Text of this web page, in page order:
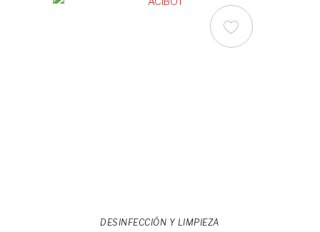
DESINFECCIÓN Y LIMPIEZA